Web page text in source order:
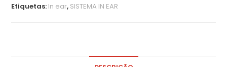
Etiquetas: In ear, SISTEMA IN EAR